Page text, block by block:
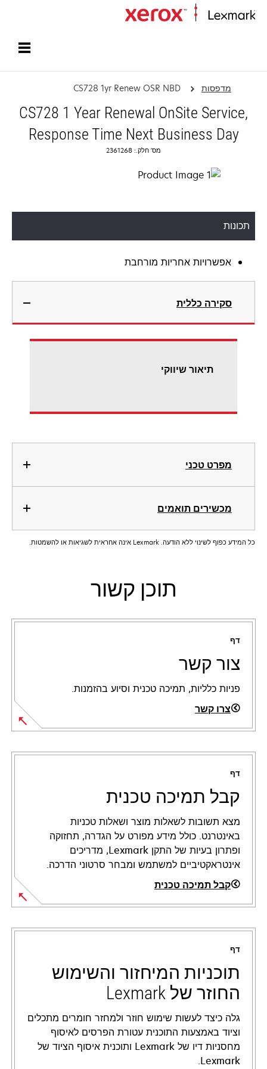
מדפסות CS728 1yr Renew OSR NBD
CS728 1 Year Renewal OnSite Service,
Response Time Next Business Day
מס' חלק.: 2361268
תכונות
אפשרויות אחריות מורחבת
סקירה כללית
מפרט טכני
מכשירים תואמים
תיאור שיווקי
כל המידע כפוף לשינוי ללא הודעה. Lexmark אינה אחראית לשגיאות או להשמטות.
תוכן קשור
דף
צור קשר
פניות כלליות, תמיכה טכנית וסיוע בהזמנות.
צרו קשר
דף
קבל תמיכה טכנית
מצא תשובות לשאלות מוצר ושאלות טכניות
באינטרנט. כולל מידע מפורט על הגדרה, תחזוקה
ופתרון בעיות של התקן Lexmark, מדריכים
אינטראקטיביים למשתמש ומבחר סרטוני הדרכה.
קבל תמיכה טכנית
opens
in
new
tab
דף
תוכניות המיחזור והשימוש
החוזר של Lexmark
גלה כיצד לעשות שימוש חוזר ולמחזר חומרים מתכלים
וציוד באמצעות התוכנית עטורת הפרסים לאיסוף
מחסניות דיו של Lexmark ותוכנית איסוף הציוד של
Lexmark.